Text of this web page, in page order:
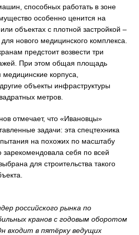
способных работать в зоне
особенно ценится на
объектах с плотной застройкой –
нового медицинского комплекса.
предстоит возвести три
При этом общая площадь
корпуса,
объекты инфраструктуры
метров.
отмечает, что «Ивановцы»
задачи: эта спецтехника
на похожих по масштабу
зарекомендовала себя по всей
для строительства такого
российского рынка по
кранов с годовым оборотом
входит в пятёрку ведущих